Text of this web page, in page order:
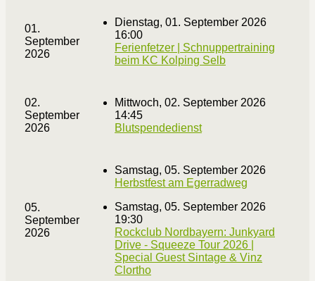
01.
September
2026
Dienstag, 01. September 2026
16:00
Ferienfetzer | Schnuppertraining
beim KC Kolping Selb
02.
September
2026
Mittwoch, 02. September 2026
14:45
Blutspendedienst
05.
September
2026
Samstag, 05. September 2026
Herbstfest am Egerradweg
Samstag, 05. September 2026
19:30
Rockclub Nordbayern: Junkyard
Drive - Squeeze Tour 2026 |
Special Guest Sintage & Vinz
Clortho